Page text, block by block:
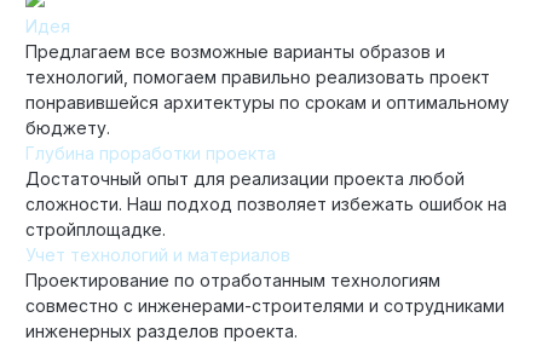
Идея
Предлагаем все возможные варианты образов и
технологий, помогаем правильно реализовать проект
понравившейся архитектуры по срокам и оптимальному
бюджету.
Глубина проработки проекта
Достаточный опыт для реализации проекта любой
сложности. Наш подход позволяет избежать ошибок на
стройплощадке.
Учет технологий и материалов
Проектирование по отработанным технологиям
совместно с инженерами-строителями и сотрудниками
инженерных разделов проекта.